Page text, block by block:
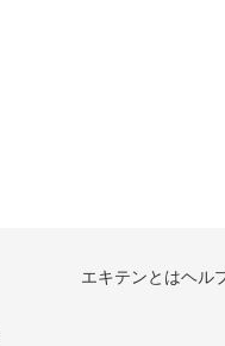
エキテンとはヘル